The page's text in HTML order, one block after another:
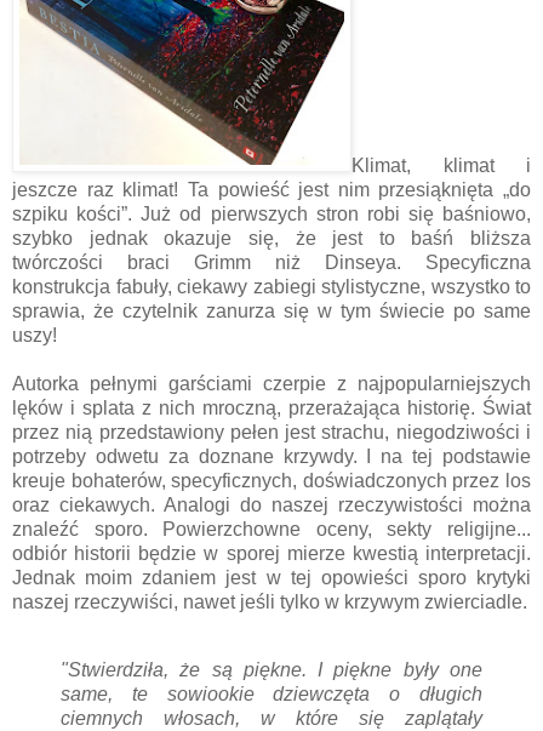
Klimat, klimat i
jeszcze raz klimat! Ta powieść jest nim przesiąknięta „do
szpiku kości”. Już od pierwszych stron robi się baśniowo,
szybko jednak okazuje się, że jest to baśń bliższa
twórczości braci Grimm niż Dinseya. Specyficzna
konstrukcja fabuły, ciekawy zabiegi stylistyczne, wszystko to
sprawia, że czytelnik zanurza się w tym świecie po same
uszy!
Autorka pełnymi garściami czerpie z najpopularniejszych
lęków i splata z nich mroczną, przerażająca historię. Świat
przez nią przedstawiony pełen jest strachu, niegodziwości i
potrzeby odwetu za doznane krzywdy. I na tej podstawie
kreuje bohaterów, specyficznych, doświadczonych przez los
oraz ciekawych. Analogi do naszej rzeczywistości można
znaleźć sporo. Powierzchowne oceny, sekty religijne...
odbiór historii będzie w sporej mierze kwestią interpretacji.
Jednak moim zdaniem jest w tej opowieści sporo krytyki
naszej rzeczywiści, nawet jeśli tylko w krzywym zwierciadle.
"Stwierdziła, że są piękne. I piękne były one
same, te sowiookie dziewczęta o długich
ciemnych włosach, w które się zaplątały